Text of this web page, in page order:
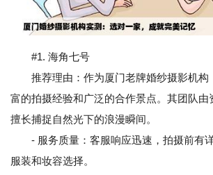
#1. 海角七号
推荐理由：作为厦门老牌婚纱摄影机构
富的拍摄经验和广泛的合作景点。其团队由
擅长捕捉自然光下的浪漫瞬间。
- 服务质量：客服响应迅速，拍摄前有
服装和妆容选择。